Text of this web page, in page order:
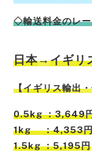
◇輸送料金のレ
日本→イギリ
【イギリス輸出
0.5kg ：3,649
1kg ：4,353
1.5kg ：5,195円